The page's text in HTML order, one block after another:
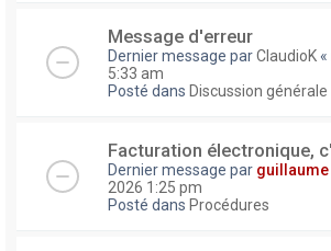
Message d'erreur
Dernier message parClaudioK «
5:33 am
Posté dans Discussion générale
Facturation électronique,
Dernier message par guillaume
2026 1:25 pm
Posté dans Procédures